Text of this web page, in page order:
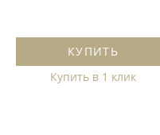
КУПИТЬ
Купить в 1 клик